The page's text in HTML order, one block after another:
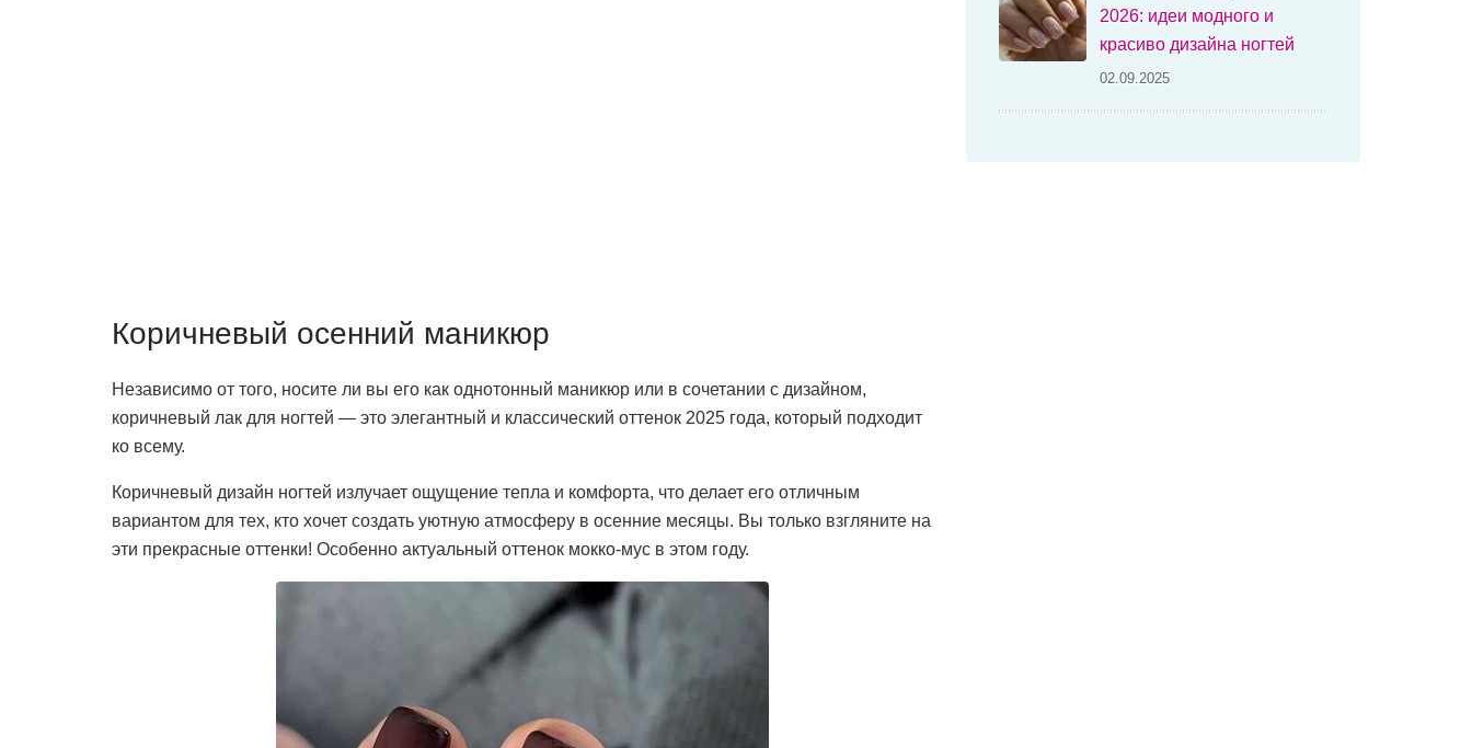
Коричневый осенний маникюр
Независимо от того, носите ли вы его как однотонный маникюр или в сочетании с дизайном,
коричневый лак для ногтей — это элегантный и классический оттенок 2025 года, который подходит
ко всему.
Коричневый дизайн ногтей излучает ощущение тепла и комфорта, что делает его отличным
вариантом для тех, кто хочет создать уютную атмосферу в осенние месяцы. Вы только взгляните на
эти прекрасные оттенки! Особенно актуальный оттенок мокко-мус в этом году.
2026: идеи модного и
красиво дизайна ногтей
02.09.2025